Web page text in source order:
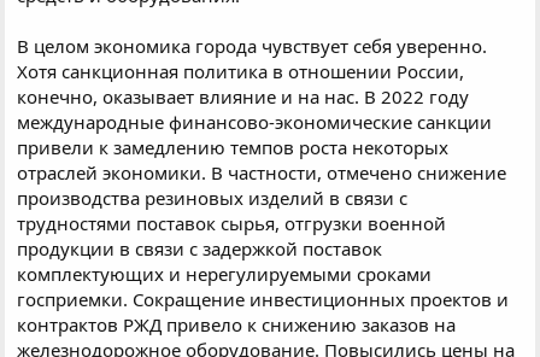
В целом экономика города чувствует себя уверенно.
Хотя санкционная политика в отношении России,
конечно, оказывает влияние и на нас. В 2022 году
международные финансово-экономические санкции
привели к замедлению темпов роста некоторых
отраслей экономики. В частности, отмечено снижение
производства резиновых изделий в связи с
трудностями поставок сырья, отгрузки военной
продукции в связи с задержкой поставок
комплектующих и нерегулируемыми сроками
госприемки. Сокращение инвестиционных проектов и
контрактов РЖД привело к снижению заказов на
железнодорожное оборудование. Повысились цены на